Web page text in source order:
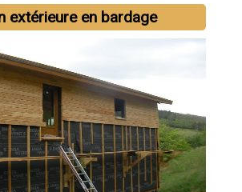
extérieure en bardage